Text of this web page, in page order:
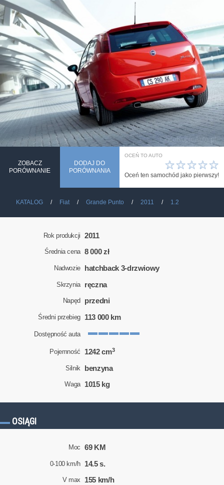
ZOBACZ
PORÓWNANIE
DODAJ DO
PORÓWNANIA
OCEŃ TO AUTO
☆
☆
☆
☆
☆
Oceń ten samochód jako pierwszy!
KATALOG Fiat Grande Punto 2011 1.2
Rok produkcji 2011
Średnia cena 8 000 zł
Nadwozie hatchback 3-drzwiowy
Skrzynia ręczna
Napęd przedni
Średni przebieg 113 000 km
Dostępność auta
Pojemność 1242 cm3
Silnik benzyna
Waga 1015 kg
OSIĄGI
Moc 69 KM
0-100 km/h 14.5 s.
V max 155 km/h